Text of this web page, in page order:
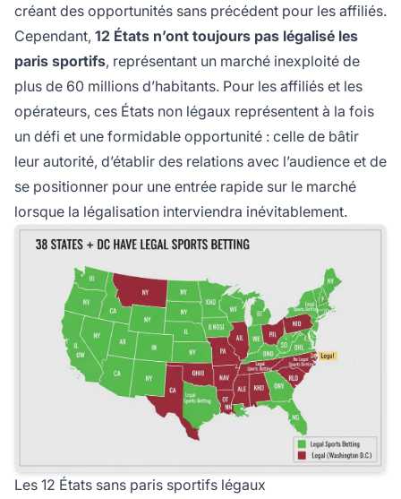
créant des opportunités sans précédent pour les affiliés.
Cependant, 12 États n’ont toujours pas légalisé les
paris sportifs, représentant un marché inexploité de
plus de 60 millions d’habitants. Pour les affiliés et les
opérateurs, ces États non légaux représentent à la fois
un défi et une formidable opportunité : celle de bâtir
leur autorité, d’établir des relations avec l’audience et de
se positionner pour une entrée rapide sur le marché
lorsque la légalisation interviendra inévitablement.
Les 12 États sans paris sportifs légaux